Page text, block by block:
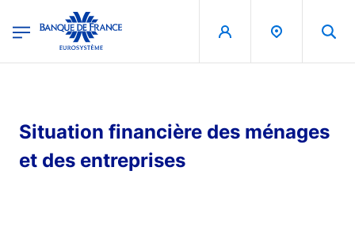
Banque de France - Menu Principal
Situation financière des ménages
et des entreprises